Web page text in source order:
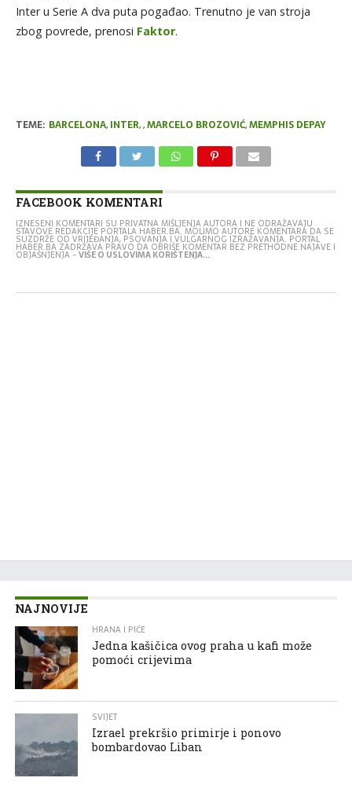
Inter u Serie A dva puta pogađao. Trenutno je van stroja
zbog povrede, prenosi Faktor.
TEME: BARCELONA, INTER,,MARCELO BROZOVIĆ,MEMPHIS DEPAY
FACEBOOK KOMENTARI
IZNESENI KOMENTARI SU PRIVATNA MIŠLJENJA AUTORA I NE ODRAŽAVAJU
STAVOVE REDAKCIJE PORTALA HABER.BA. MOLIMO AUTORE KOMENTARA DA SE
SUZDRŽE OD VRIJEĐANJA, PSOVANJA I VULGARNOG IZRAŽAVANJA. PORTAL
HABER.BA ZADRŽAVA PRAVO DA OBRIŠE KOMENTAR BEZ PRETHODNE NAJAVE I
OBJAŠNJENJA -VIŠE O USLOVIMA KORIŠTENJA...
NAJNOVIJE
HRANA I PIĆE
Jedna kašičica ovog praha u kafi može
pomoći crijevima
SVIJET
Izrael prekršio primirje i ponovo
bombardovao Liban